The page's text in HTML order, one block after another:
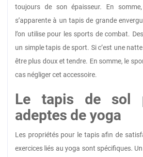
toujours de son épaisseur. En
s’apparente à un tapis de grande
l’on utilise pour les sports de combat.
un simple tapis de sport. Si c’est une
être plus doux et tendre. En somme, le
cas négliger cet accessoire.
Le tapis de sol
adeptes de yoga
Les propriétés pour le tapis afin de
exercices liés au yoga sont spécifiques.